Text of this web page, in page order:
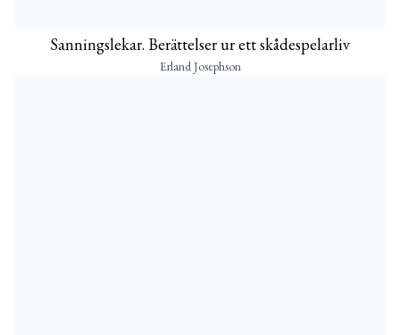
Sanningslekar. Berättelser ur ett skådespelarliv
Erland Josephson